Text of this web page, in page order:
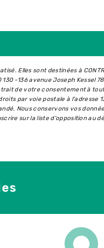
Elles sont destinées à
-136 avenue Joseph Kessel
de votre consentement à
par voie postale à l'adresse
Nous conservons vos
sur la liste d'opposition au